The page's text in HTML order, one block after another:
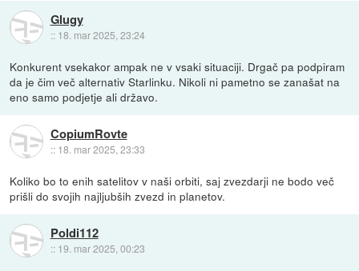
Glugy
:: 18. mar 2025, 23:24
Konkurent vsekakor ampak ne v vsaki situaciji. Drgač pa podpiram
da je čim več alternativ Starlinku. Nikoli ni pametno se zanašat na
eno samo podjetje ali državo.
CopiumRovte
:: 18. mar 2025, 23:33
Koliko bo to enih satelitov v naši orbiti, saj zvezdarji ne bodo več
prišli do svojih najljubših zvezd in planetov.
Poldi112
:: 19. mar 2025, 00:23